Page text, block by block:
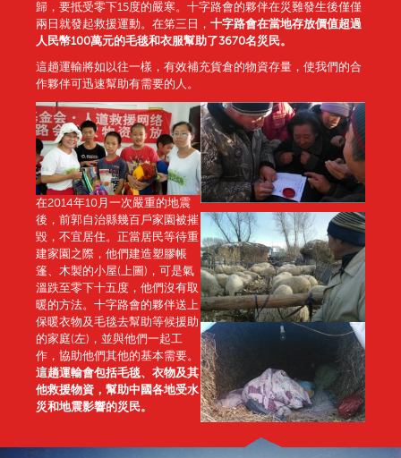
歸，要抵受零下15度的嚴寒。十字路會的夥伴在災難發生後僅僅
兩日就發起救援運動。在笫三日， 十字路會在當地存放價值超過
人民幣100萬元的毛毯和衣服幫助了3670名災民。
這趟運輸將如以往一樣，有效補充貨倉的物資存量，使我們的合
作夥伴可迅速幫助有需要的人。
在2014年10月一次嚴重的地震
後，前郭自治縣幾百戶家園被摧
毀，不宜居住。正當居民等待重
建家園之際，他們建造塑膠帳
篷、木製的小屋(上圖)，可是氣
溫跌至零下十五度，他們沒有取
暖的方法。十字路會的夥伴送上
保暖衣物及毛毯去幫助等候援助
的家庭(左)，並與他們一起工
作，協助他們其他的基本需要。
這趟運輸會包括毛毯、衣物及其
他救援物資，幫助中國各地受水
災和地震影響的災民。